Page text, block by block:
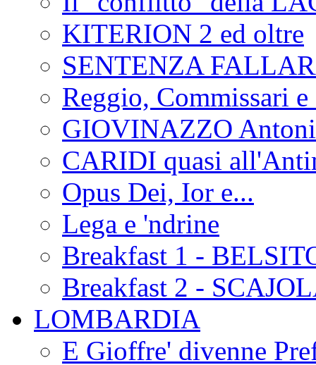
KITERION 2 ed oltre
SENTENZA
Reggio, Commissari
GIOVINAZZO
CARIDI quasi
Opus Dei, Ior e...
Lega e 'ndrine
Breakfast 1 -
Breakfast 2 -
LOMBARDIA
E Gioffre' divenne